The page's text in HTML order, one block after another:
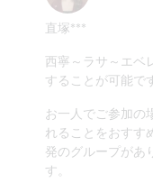
直塚***
西寧～ラサ～エベ
することが可能で
お一人でご参加の
れることをおすす
発のグループがあ
す。